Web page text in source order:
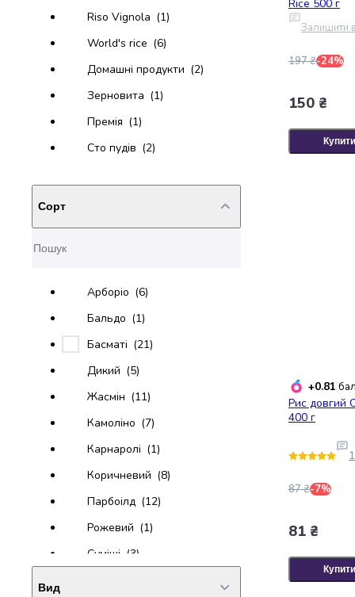
Продукти
для
суші
і
Желе
та
суміші
для
Гречана
Бобові
Кускус
Пшенична
крупа
крупа
Кіноа
крупа
Ячна
Перлова
крупа
Консервовані
Riso Vignola (1)
World's rice (6)
Домашні продукти (2)
Зерновита (1)
Премія (1)
Сто пудів (2)
Сорт
Арборіо (6)
Бальдо (1)
Басматі (21)
Дикий (5)
Жасмін (11)
Камоліно (7)
Карнаролі (1)
Коричневий (8)
Парбоілд (12)
Рожевий (1)
Суміші (3)
Вид
Rice 500 г
Залишити
197 ₴-24%
150 ₴
Купити
+0.81
Рис довгий
400 г
1
87 ₴-7%
81 ₴
Купити